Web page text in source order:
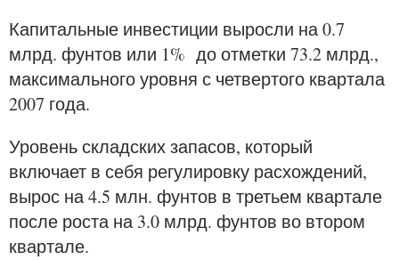
Капитальные инвестиции выросли на 0.7
млрд. фунтов или 1% до отметки 73.2 млрд.,
максимального уровня с четвертого квартала
2007 года.
Уровень складских запасов, который
включает в себя регулировку расхождений,
вырос на 4.5 млн. фунтов в третьем квартале
после роста на 3.0 млрд. фунтов во втором
квартале.